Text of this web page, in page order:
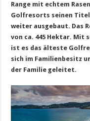
Range mit echtem
Golfresorts seinen
weiter ausgebaut. Das
von ca. 445 Hektar. Mit
ist es das ä lteste
sich im Familienbesitz
der Familie geleitet.